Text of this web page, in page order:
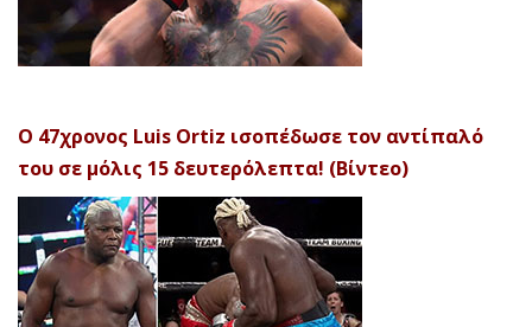
Ο 47χρονος Luis Ortiz ισοπέδωσε τον αντίπαλό
του σε μόλις 15 δευτερόλεπτα! (Βίντεο)